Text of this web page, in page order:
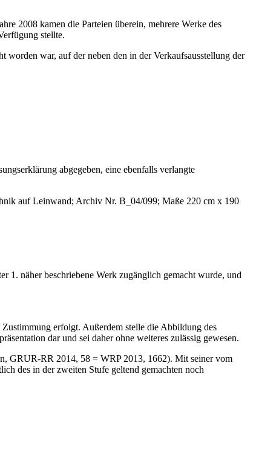
2008 kamen die Parteien überein, mehrere Werke des
stellte.
war, auf der neben den in der Verkaufsausstellung der
abgegeben, eine ebenfalls verlangte
auf Leinwand; Archiv Nr. B_04/099; Maße 220 cm x 190
1. näher beschriebene Werk zugänglich gemacht wurde, und
erfolgt. Außerdem stelle die Abbildung des
dar und sei daher ohne weiteres zulässig gewesen.
GRUR-RR 2014, 58 = WRP 2013, 1662). Mit seiner vom
des in der zweiten Stufe geltend gemachten noch